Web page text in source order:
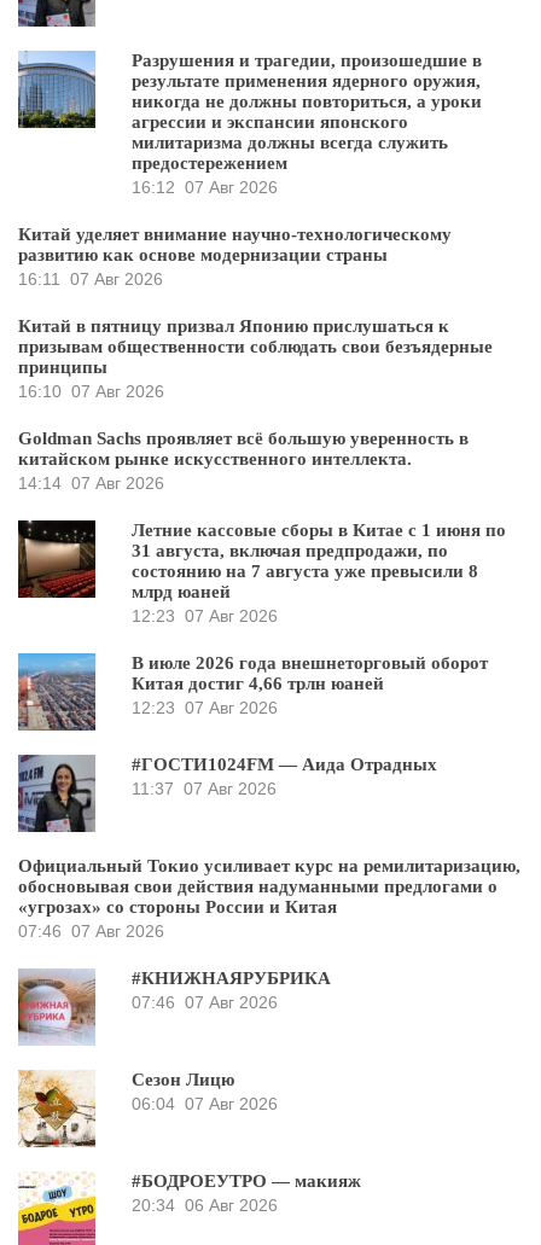
Разрушения и трагедии, произошедшие в
результате применения ядерного оружия,
никогда не должны повториться, а уроки
агрессии и экспансии японского
милитаризма должны всегда служить
предостережением
16:12 07 Авг 2026
Китай уделяет внимание научно-технологическому
развитию как основе модернизации страны
16:11
07 Авг 2026
Китай в пятницу призвал Японию прислушаться к
призывам общественности соблюдать свои безъядерные
принципы
16:10 07 Авг 2026
Goldman Sachs проявляет всё большую уверенность в
китайском рынке искусственного интеллекта.
14:14 07 Авг 2026
Летние кассовые сборы в Китае с 1 июня по
31 августа, включая предпродажи, по
состоянию на 7 августа уже превысили 8
млрд юаней
12:23 07 Авг 2026
В июле 2026 года внешнеторговый оборот
Китая достиг 4,66 трлн юаней
12:23 07 Авг 2026
#ГОСТИ1024FM — Аида Отрадных
11:37 07 Авг 2026
Официальный Токио усиливает курс на ремилитаризацию,
обосновывая свои действия надуманными предлогами о
«угрозах» со стороны России и Китая
07:46 07 Авг 2026
#КНИЖНАЯРУБРИКА
07:46 07 Авг 2026
Сезон Лицю
06:04 07 Авг 2026
#БОДРОЕУТРО — макияж
20:34 06 Авг 2026